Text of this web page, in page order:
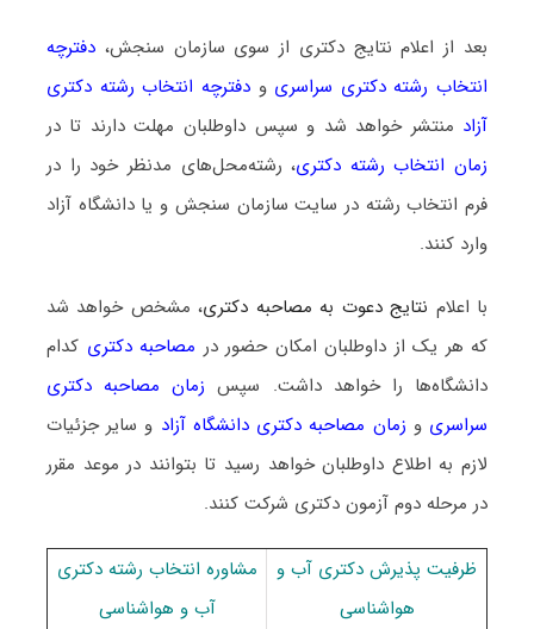
بعد از اعلام نتایج دکتری از سوی سازمان سنجش،دفترچه
انتخاب رشته دکتری سراسری ودفترچه انتخاب رشته دکتری
آزاد منتشر خواهد شد و سپس داوطلبان مهلت دارند تا در
زمان انتخاب رشته دکتری، رشته‌محل‌های مدنظر خود را در
فرم انتخاب رشته در سایت سازمان سنجش و یا دانشگاه آزاد
وارد کنند.
با اعلام نتایج دعوت به مصاحبه دکتری، مشخص خواهد شد
که هر یک از داوطلبان امکان حضور در مصاحبه دکتری کدام
دانشگاه‌ها را خواهد داشت. سپس زمان مصاحبه دکتری
سراسری و زمان مصاحبه دکتری دانشگاه آزاد و سایر جزئیات
لازم به اطلاع داوطلبان خواهد رسید تا بتوانند در موعد مقرر
در مرحله دوم آزمون دکتری شرکت کنند.
ظرفیت پذیرش دکتری آب و
هواشناسی
مشاوره انتخاب رشته دکتری
آب و هواشناسی